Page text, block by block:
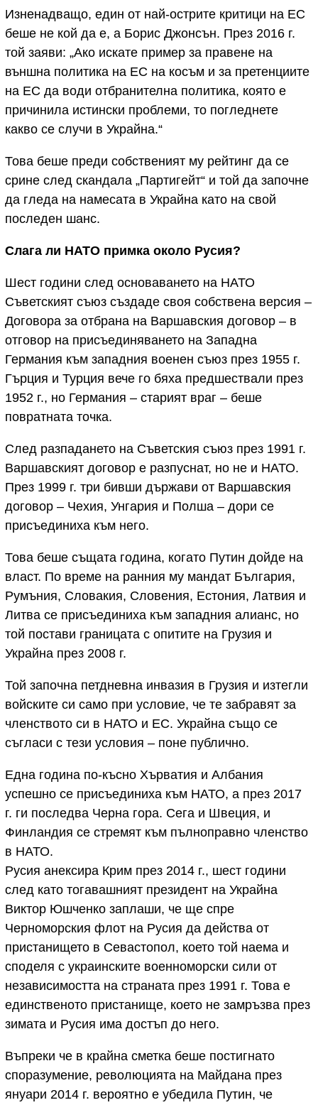
Изненадващо, един от най-острите критици на ЕС
беше не кой да е, а Борис Джонсън. През 2016 г.
той заяви: „Ако искате пример за правене на
външна политика на ЕС на косъм и за претенциите
на ЕС да води отбранителна политика, която е
причинила истински проблеми, то погледнете
какво се случи в Украйна.“
Това беше преди собственият му рейтинг да се
срине след скандала „Партигейт“ и той да започне
да гледа на намесата в Украйна като на свой
последен шанс.
Слага ли НАТО примка около Русия?
Шест години след основаването на НАТО
Съветският съюз създаде своя собствена версия –
Договора за отбрана на Варшавския договор – в
отговор на присъединяването на Западна
Германия към западния военен съюз през 1955 г.
Гърция и Турция вече го бяха предшествали през
1952 г., но Германия – старият враг – беше
повратната точка.
След разпадането на Съветския съюз през 1991 г.
Варшавският договор е разпуснат, но не и НАТО.
През 1999 г. три бивши държави от Варшавския
договор – Чехия, Унгария и Полша – дори се
присъединиха към него.
Това беше същата година, когато Путин дойде на
власт. По време на ранния му мандат България,
Румъния, Словакия, Словения, Естония, Латвия и
Литва се присъединиха към западния алианс, но
той постави границата с опитите на Грузия и
Украйна през 2008 г.
Той започна петдневна инвазия в Грузия и изтегли
войските си само при условие, че те забравят за
членството си в НАТО и ЕС. Украйна също се
съгласи с тези условия – поне публично.
Една година по-късно Хърватия и Албания
успешно се присъединиха към НАТО, а през 2017
г. ги последва Черна гора. Сега и Швеция, и
Финландия се стремят към пълноправно членство
в НАТО.
Русия анексира Крим през 2014 г., шест години
след като тогавашният президент на Украйна
Виктор Юшченко заплаши, че ще спре
Черноморския флот на Русия да действа от
пристанището в Севастопол, което той наема и
споделя с украинските военноморски сили от
независимостта на страната през 1991 г. Това е
единственото пристанище, което не замръзва през
зимата и Русия има достъп до него.
Въпреки че в крайна сметка беше постигнато
споразумение, революцията на Майдана през
януари 2014 г. вероятно е убедила Путин, че